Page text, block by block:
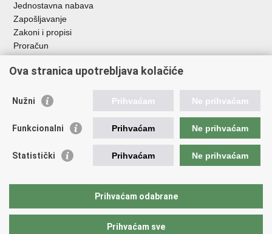
Jednostavna nabava
Zapošljavanje
Zakoni i propisi
Proračun
RH
Važne poveznice
Hrvatska agencija za poljoprivredu i hranu
Agencija za plaćanja u poljoprivredi, ribarstvu i ruralnom
razvoju
Hrvatske šume
Pučka pravobraniteljica
Ova stranica upotrebljava kolačiće
Nužni Prihvaćam Ne prihvaćam
Funkcionalni Prihvaćam Ne prihvaćam
Statistički Prihvaćam Ne prihvaćam
Prihvaćam odabrane
Prihvaćam sve